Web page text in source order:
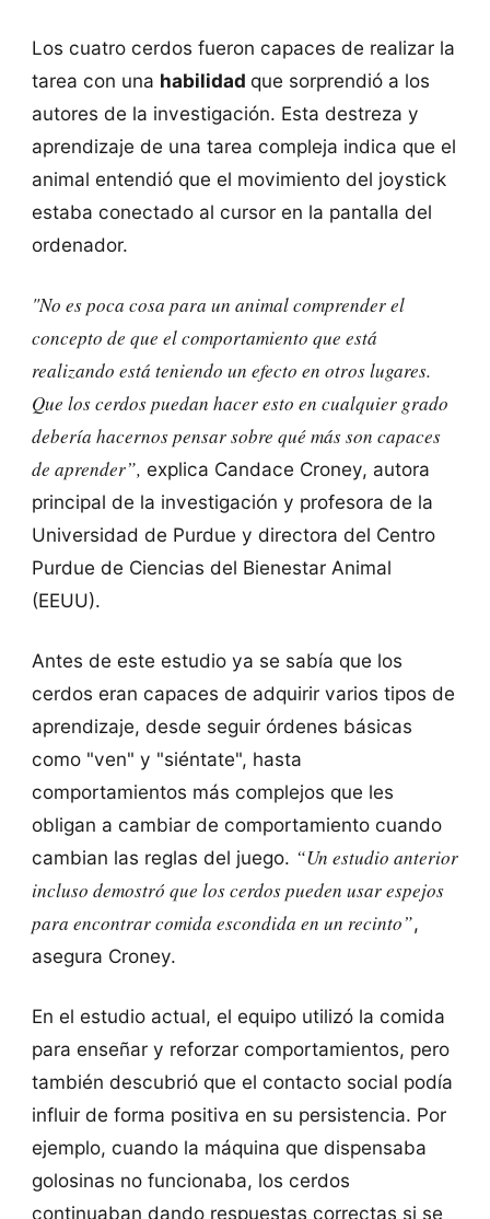
Los cuatro cerdos fueron capaces de realizar la
tarea con una habilidad que sorprendió a los
autores de la investigación. Esta destreza y
aprendizaje de una tarea compleja indica que el
animal entendió que el movimiento del joystick
estaba conectado al cursor en la pantalla del
ordenador.
"No es poca cosa para un animal comprender el
concepto de que el comportamiento que está
realizando está teniendo un efecto en otros lugares.
Que los cerdos puedan hacer esto en cualquier grado
debería hacernos pensar sobre qué másson capaces
de aprender”, explica Candace Croney, autora
principal de la investigación y profesora de la
Universidad de Purdue y directora del Centro
Purdue de Ciencias del Bienestar Animal
(EEUU).
Antes de este estudio ya se sabía que los
cerdos eran capaces de adquirir varios tipos de
aprendizaje, desde seguir órdenes básicas
como "ven" y "siéntate", hasta
comportamientos más complejos que les
obligan a cambiar de comportamiento cuando
cambian las reglas del juego. “Un estudio anterior
incluso demostró que los cerdos pueden usar espejos
para encontrar comida escondida en un recinto”,
asegura Croney.
En el estudio actual, el equipo utilizó la comida
para enseñar y reforzar comportamientos, pero
también descubrió que el contacto social podía
influir de forma positiva en su persistencia. Por
ejemplo, cuando la máquina que dispensaba
golosinas no funcionaba, los cerdos
continuaban dando respuestas correctas si se